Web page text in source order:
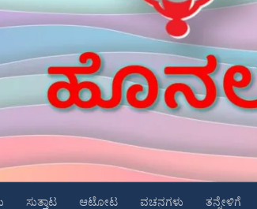
ಸುತ್ತಾಟ ಆಟೋಟ ವಚನಗಳು ತನ್ನೇಳಿಗೆ